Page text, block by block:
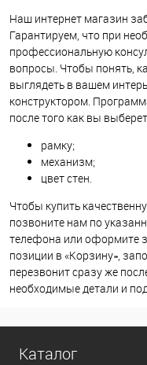
Наш интернет магазин
Гарантируем, что при
профессиональную
вопросы. Чтобы понять,
выглядеть в вашем
конструктором.
после того как вы
рамку;
механизм;
цвет стен.
Чтобы купить
позвоните нам по
телефона или оформите
позиции в «Корзину»,
перезвонит сразу же
необходимые детали и
Каталог